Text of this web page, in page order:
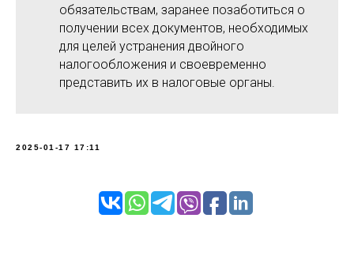
обязательствам, заранее позаботиться о
получении всех документов, необходимых
для целей устранения двойного
налогообложения и своевременно
представить их в налоговые органы.
2025-01-17 17:11